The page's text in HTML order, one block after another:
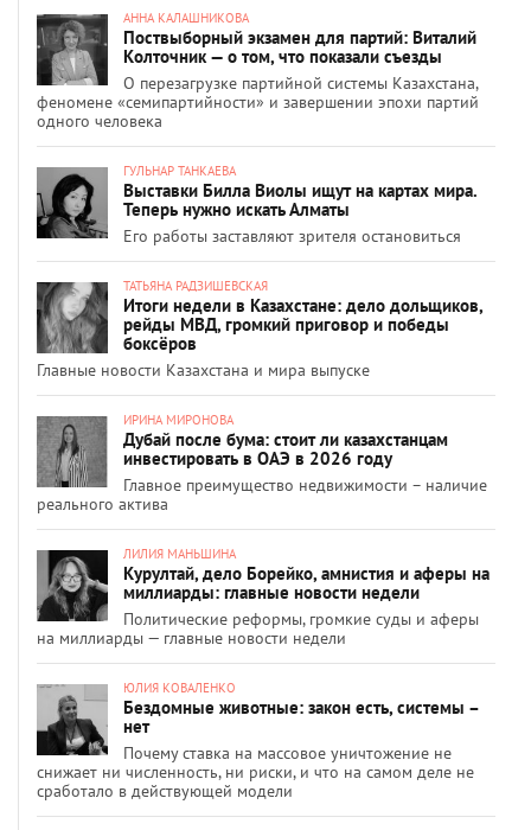
АННА КАЛАШНИКОВА
Поствыборный экзамен для партий: Виталий
Колточник — о том, что показали съезды
О перезагрузке партийной системы Казахстана,
феномене «семипартийности» и завершении эпохи партий
одного человека
ГУЛЬНАР ТАНКАЕВА
Выставки Билла Виолы ищут на картах мира.
Теперь нужно искать Алматы
Его работы заставляют зрителя остановиться
ТАТЬЯНА РАДЗИШЕВСКАЯ
Итоги недели в Казахстане: дело дольщиков,
рейды МВД, громкий приговор и победы
боксёров
Главные новости Казахстана и мира выпуске
ИРИНА МИРОНОВА
Дубай после бума: стоит ли казахстанцам
инвестировать в ОАЭ в 2026 году
Главное преимущество недвижимости – наличие
реального актива
ЛИЛИЯ МАНЬШИНА
Курултай, дело Борейко, амнистия и аферы на
миллиарды: главные новости недели
Политические реформы, громкие суды и аферы
на миллиарды — главные новости недели
ЮЛИЯ КОВАЛЕНКО
Бездомные животные: закон есть, системы –
нет
Почему ставка на массовое уничтожение не
снижает ни численность, ни риски, и что на самом деле не
сработало в действующей модели